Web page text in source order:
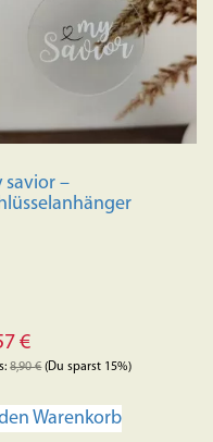
savior –
€
8,90€(Du sparst 15%)
Warenkorb